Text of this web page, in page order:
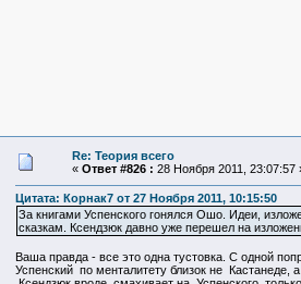
Re: Теория всего
« Ответ #826 : 28 Ноября 2011, 23:07:57
Цитата: Корнак7 от 27 Ноября 2011, 10:15:50
За книгами Успенского гонялся Ошо. Идеи,
сказкам. Ксендзюк давно уже перешел на
Ваша правда - все это одна тустовка. С одной
Успенский по менталитету близок не